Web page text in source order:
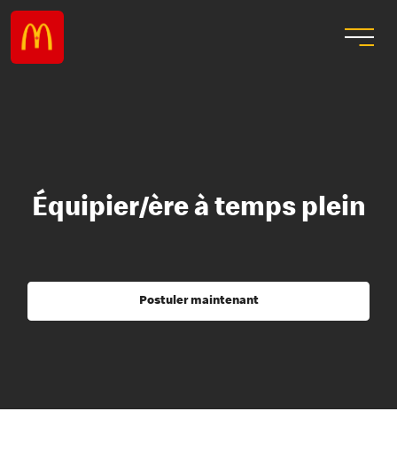
Équipier/ère à temps plein
Postuler maintenant